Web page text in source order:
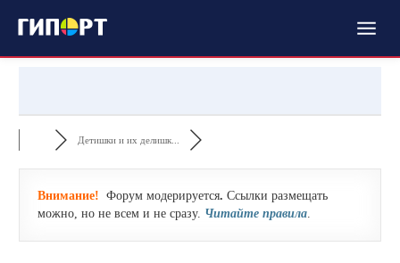
Детишки и их делишк...
Внимание! Форум модерируется. Ссылки размещать
можно, но не всем и не сразу. Читайте правила.